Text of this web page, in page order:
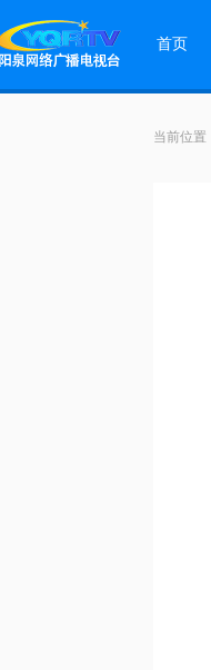
首页
当前位置